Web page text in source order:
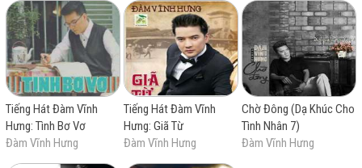
Tiếng Hát Đàm Vĩnh
Hưng: Tình Bơ Vơ
Đàm Vĩnh Hưng
Tiếng Hát Đàm Vĩnh
Hưng: Giã Từ
Đàm Vĩnh Hưng
Chờ Đông (Dạ Khúc Cho
Tình Nhân 7)
Đàm Vĩnh Hưng